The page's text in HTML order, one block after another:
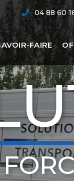
04 88 60
FAIRE